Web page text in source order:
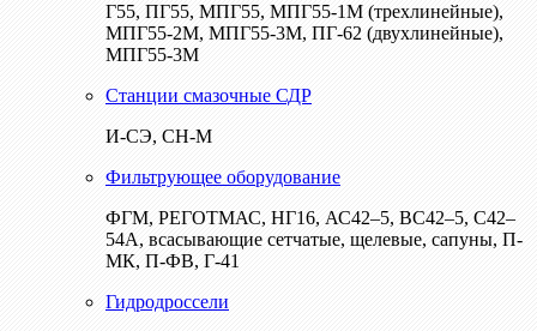
Г55, ПГ55, МПГ55, МПГ55-1М (трехлинейные),
МПГ55-2М, МПГ55-3М, ПГ-62 (двухлинейные),
МПГ55-3М
Станции смазочные СДР
И-СЭ, СН-М
Фильтрующее оборудование
ФГМ, РЕГОТМАС, НГ16, АС42–5, ВС42–5, С42–
54А, всасывающие сетчатые, щелевые, сапуны, П-
МК, П-ФВ, Г-41
Гидродроссели